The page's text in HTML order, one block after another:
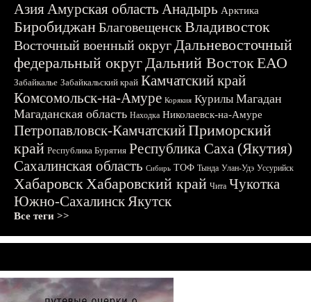
АзияАмурская область Анадырь Арктика
БиробиджанБлаговещенскВладивосток
Восточный военный округДальневосточный
федеральный округДальний ВостокЕАО
Забайкалье Забайкальский край Камчатский край
Комсомольск-на-Амуре Корякия Курилы Магадан
Магаданская область Находка Николаевск-на-Амуре
Петропавловск-КамчатскийПриморский
край Республика Бурятия Республика Саха (Якутия)
Сахалинская область Сибирь ТОФ Тында Улан-Удэ Уссурийск
ХабаровскХабаровский край Чита Чукотка
Южно-СахалинскЯкутск
Все теги >>